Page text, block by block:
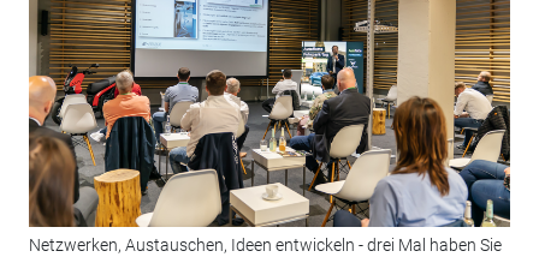
Netzwerken, Austauschen, Ideen entwickeln - drei Mal haben Sie